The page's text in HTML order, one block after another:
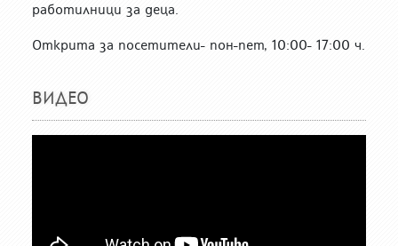
работилници за деца.
Открита за посетители- пон-пет, 10:00- 17:00 ч.
ВИДЕО